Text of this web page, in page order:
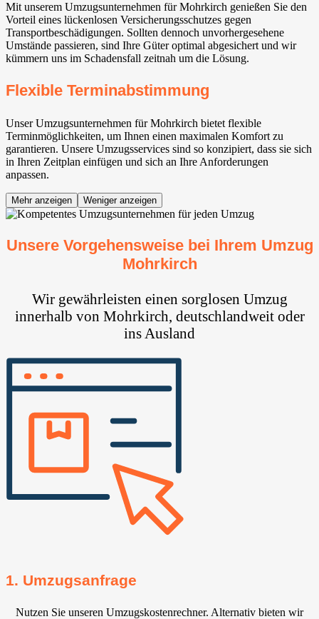
Mit unserem Umzugsunternehmen für Mohrkirch genießen Sie den
Vorteil eines lückenlosen Versicherungsschutzes gegen
Transportbeschädigungen. Sollten dennoch unvorhergesehene
Umstände passieren, sind Ihre Güter optimal abgesichert und wir
kümmern uns im Schadensfall zeitnah um die Lösung.
Flexible Terminabstimmung
Unser Umzugsunternehmen für Mohrkirch bietet flexible
Terminmöglichkeiten, um Ihnen einen maximalen Komfort zu
garantieren. Unsere Umzugsservices sind so konzipiert, dass sie sich
in Ihren Zeitplan einfügen und sich an Ihre Anforderungen
anpassen.
Mehr anzeigen Weniger anzeigen
Unsere Vorgehensweise bei Ihrem Umzug
Mohrkirch
Wir gewährleisten einen sorglosen Umzug
innerhalb von Mohrkirch, deutschlandweit oder
ins Ausland
1. Umzugsanfrage
Nutzen Sie unseren Umzugskostenrechner. Alternativ bieten wir